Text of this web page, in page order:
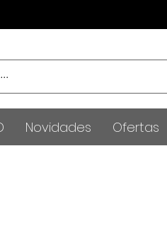
Novidades Ofertas